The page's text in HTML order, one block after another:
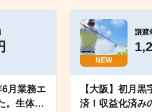
6月業務エ
。生体だ
NEW
譲渡
【大阪】初月黒
済！収益化済み